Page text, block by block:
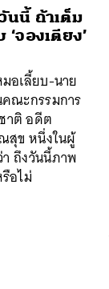
นนี้ ถ้าเต็ม
จองเตียง’
อเลี้ยบ-นาย
ณะกรรมการ
าติ อดีต
สุข หนึ่งในผู้
า ถึงวันนี้ภาพ
อไม่